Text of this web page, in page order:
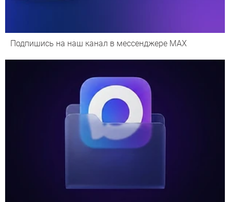
Подпишись на наш канал в мессенджере МАХ